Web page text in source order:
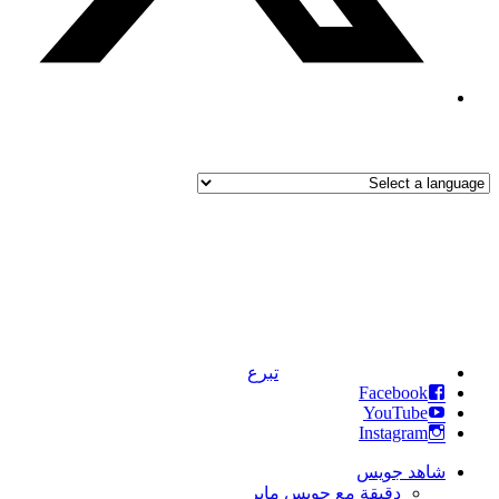
تبرع
Facebook
YouTube
Instagram
شاهد جويس
دقيقة مع جويس ماير